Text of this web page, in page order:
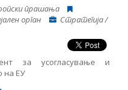
прашања
орган
Стратегија /
за усогласување и
на ЕУ